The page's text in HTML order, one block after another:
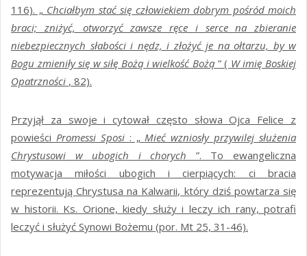
116). „ Chciałbym stać się człowiekiem dobrym pośród moich
braci; zniżyć, otworzyć zawsze ręce i serce na zbieranie
niebezpiecznych słabości i nędz, i złożyć je na ołtarzu, by w
Bogu zmieniły się w siłę Bożą i wielkość Bożą ” ( W imię Boskiej
Opatrzności , 82).
Przyjął za swoje i cytował często słowa Ojca Felice z
powieści Promessi Sposi : „Mieć wzniosły przywilej służenia
Chrystusowi w ubogich i chorych ”. To ewangeliczna
motywacja miłości ubogich i cierpiących: ci bracia
reprezentują Chrystusa na Kalwarii, który dziś powtarza się
w historii. Ks. Orione, kiedy służy i leczy ich rany, potrafi
leczyć i służyć Synowi Bożemu (por. Mt 25, 31-46).